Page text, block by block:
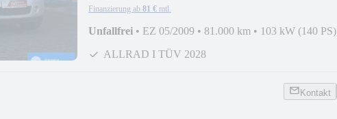
Finanzierung ab 81 € mtl.
Unfallfrei • EZ 05/2009 • 81.000 km • 103 kW (140 PS)
ALLRAD I TÜV 2028
Kontakt